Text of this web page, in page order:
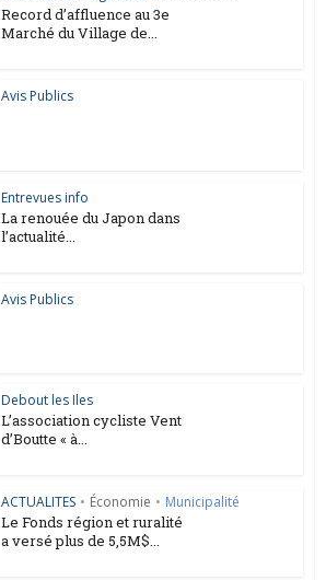
Record d’affluence au 3e
Marché du Village de...
Avis Publics
Entrevues info
La renouée du Japon dans
l’actualité...
Avis Publics
Debout les Iles
L’association cycliste Vent
d’Boutte « à...
ACTUALITES • Économie • Municipalité
Le Fonds région et ruralité
a versé plus de 5,5M$...